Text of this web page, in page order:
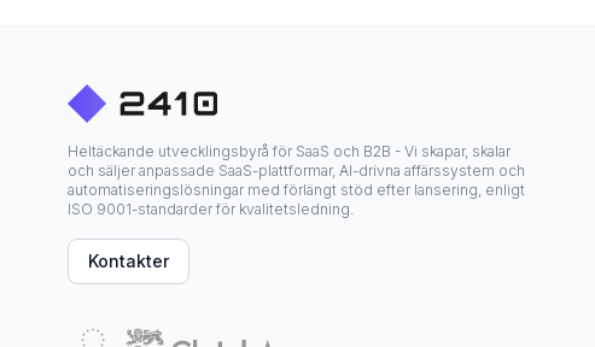
Heltäckande utvecklingsbyrå för SaaS och B2B - Vi skapar, skalar
och säljer anpassade SaaS-plattformar, AI-drivna affärssystem och
automatiseringslösningar med förlängt stöd efter lansering, enligt
ISO 9001-standarder för kvalitetsledning.
Kontakter